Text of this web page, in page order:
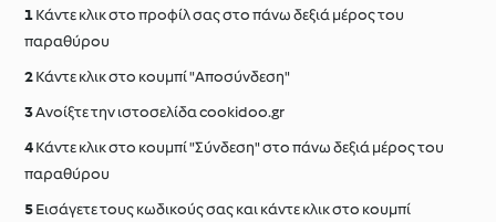
Κάντε κλικ στο προφίλ σας στο πάνω δεξιά μέρος του
παραθύρου
Κάντε κλικ στο κουμπί "Aποσύνδεση"
Ανοίξτε την ιστοσελίδα cookidoo.gr
Κάντε κλικ στο κουμπί "Σύνδεση" στο πάνω δεξιά μέρος του
παραθύρου
Εισάγετε τους κωδικούς σας και κάντε κλικ στο κουμπί